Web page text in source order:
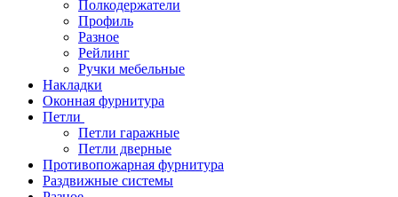
Полкодержатели
Профиль
Разное
Рейлинг
Ручки мебельные
Накладки
Оконная фурнитура
Петли
Петли гаражные
Петли дверные
Противопожарная фурнитура
Раздвижные системы